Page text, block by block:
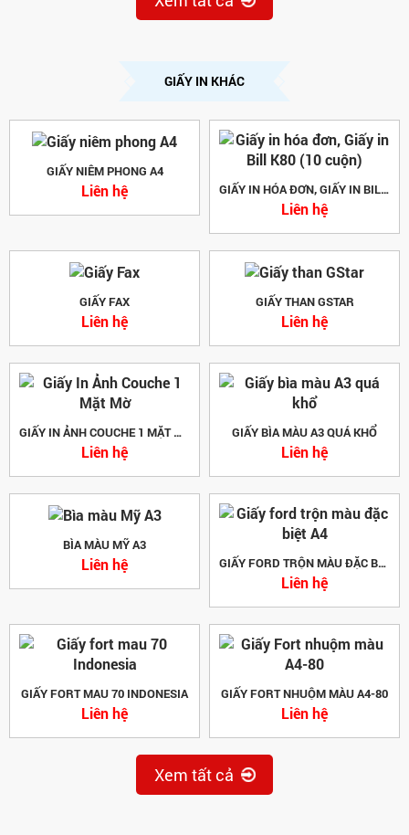
GIẤY IN KHÁC
GIẤY NIÊM PHONG A4
Liên hệ GIẤY IN HÓA ĐƠN, GIẤY IN BILL K80 (10 CUỘN)
Liên hệ
GIẤY FAX
Liên hệ
GIẤY THAN GSTAR
Liên hệ
GIẤY IN ẢNH COUCHE 1 MẶT MỜ
Liên hệ
GIẤY BÌA MÀU A3 QUÁ KHỔ
Liên hệ
BÌA MÀU MỸ A3
Liên hệ GIẤY FORD TRỘN MÀU ĐẶC BIỆT A4
Liên hệ
GIẤY FORT MAU 70 INDONESIA
Liên hệ
GIẤY FORT NHUỘM MÀU A4-80
Liên hệ
Xem tất cả